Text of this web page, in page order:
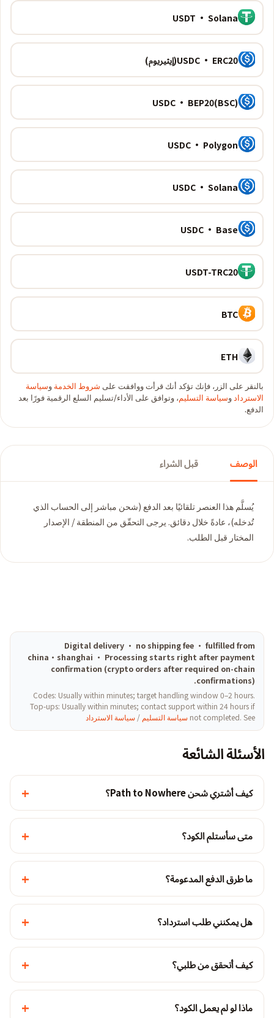
USDT · Solana
USDC · ERC20(إيثيريوم)
USDC · BEP20(BSC)
USDC · Polygon
USDC · Solana
USDC · Base
USDT-TRC20
BTC
ETH
بالنقر على الزر، فإنك تؤكد أنك قرأت ووافقت على شروط الخدمة وسياسة
الاستردادوسياسة التسليم، وتوافق على الأداء/تسليم السلع الرقمية فورًا بعد
الدفع.
الوصف قبل الشراء
يُسلَّم هذا العنصر تلقائيًا بعد الدفع (شحن مباشر إلى الحساب الذي
تُدخله)، عادةً خلال دقائق. يرجى التحقّق من المنطقة / الإصدار
المختار قبل الطلب.
Digital delivery · no shipping fee · fulfilled from
china·shanghai · Processing starts right after payment
confirmation (crypto orders after required on-chain
confirmations).
Codes: Usually within minutes; target handling window 0–2 hours.
Top-ups: Usually within minutes; contact support within 24 hours if
not completed. See سياسة التسليم / سياسة الاسترداد
الأسئلة الشائعة
كيف أشتري شحن Path to Nowhere؟ +
متى سأستلم الكود؟ +
ما طرق الدفع المدعومة؟ +
هل يمكنني طلب استرداد؟ +
كيف أتحقق من طلبي؟ +
ماذا لو لم يعمل الكود؟ +